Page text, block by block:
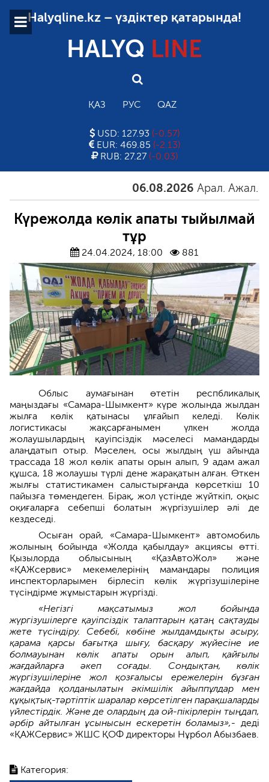
Halyqline.kz – үздіктер қатарында!
HALYQ LINE
ҚАЗ РУС QAZ
USD: 127.93 (-0.57)
EUR: 469.85 (-2.13)
RUB: 27.27 (-0.03)
06.08.2026 Арал. Ажал.
Категория:
Күрежолда көлік апаты тыйылмай
тұр
24.04.2024, 18:00 881
Облыс аумағынан өтетін респбликалық
маңыздағы «Самара-Шымкент» күре жолында жылдан
жылға көлік қатынасы ұлғайып келеді. Көлік
логистикасы жақсарғанымен үлкен жолда
жолаушылардың қауіпсіздік мәселесі мамандарды
алаңдатып отыр. Мәселен, осы жылдың үш айында
трассада 18 жол көлік апаты орын алып, 9 адам ажал
құшса, 18 жолаушы түрлі дене жарақатын алған. Өткен
жылғы статистикамен салыстырғанда көрсеткіш 10
пайызға төмендеген. Бірақ, жол үстінде жүйткіп, оқыс
оқиғаларға себепші болатын жүргізушілер әлі де
кездеседі.
Осыған орай, «Самара-Шымкент» автомобиль
жолының бойында «Жолда қабылдау» акциясы өтті.
Қызылорда облысының «ҚазАвтоЖол» және
«ҚАЖсервис» мекемелерінің мамандары полиция
инспекторларымен бірлесіп көлік жүргізушілеріне
түсіндірме жұмыстарын жүргізді.
«Негізгі мақсатымыз жол бойында
жүргізушілерге қауіпсіздік талаптарын қатаң сақтауды
жете түсіндіру. Себебі, көбіне жылдамдықты асыру,
қарама қарсы бағытқа шығу, басқару жүйесіне ие
болмауынан көлік апаты орын алып, қайғылы
жағдайларға әкеп соғады. Сондықтан, көлік
жүргізушілеріне жол қозғалысы ережелерін бұзған
жағдайда қолданылатын әкімшілік айыппұлдар мен
құқықтық-тәртіптік шаралар көрсетілген парақшаларды
үйлестірдік. Және де олардың да ой-пікірлерін тыңдап,
әрбір айтылған ұсынысын ескеретін боламыз»,- деді
«ҚАЖСервис» ЖШС ҚОФ директоры Нұрбол Абызбаев.